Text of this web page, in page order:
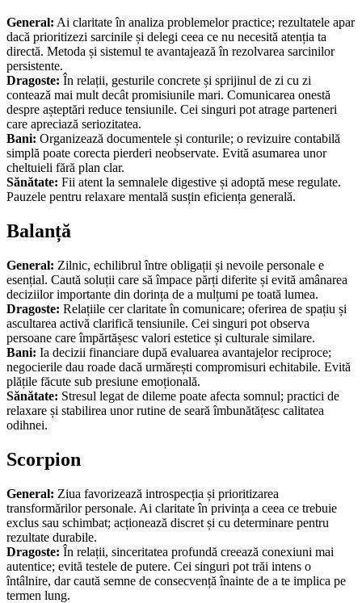
General: Ai claritate în analiza problemelor practice; rezultatele apar
dacă prioritizezi sarcinile și delegi ceea ce nu necesită atenția ta
directă. Metoda și sistemul te avantajează în rezolvarea sarcinilor
persistente.
Dragoste: În relații, gesturile concrete și sprijinul de zi cu zi
contează mai mult decât promisiunile mari. Comunicarea onestă
despre așteptări reduce tensiunile. Cei singuri pot atrage parteneri
care apreciază seriozitatea.
Bani: Organizează documentele și conturile; o revizuire contabilă
simplă poate corecta pierderi neobservate. Evită asumarea unor
cheltuieli fără plan clar.
Sănătate: Fii atent la semnalele digestive și adoptă mese regulate.
Pauzele pentru relaxare mentală susțin eficiența generală.
Balanță
General: Zilnic, echilibrul între obligații și nevoile personale e
esențial. Caută soluții care să împace părți diferite și evită amânarea
deciziilor importante din dorința de a mulțumi pe toată lumea.
Dragoste: Relațiile cer claritate în comunicare; oferirea de spațiu și
ascultarea activă clarifică tensiunile. Cei singuri pot observa
persoane care împărtășesc valori estetice și culturale similare.
Bani: Ia decizii financiare după evaluarea avantajelor reciproce;
negocierile dau roade dacă urmărești compromisuri echitabile. Evită
plățile făcute sub presiune emoțională.
Sănătate: Stresul legat de dileme poate afecta somnul; practici de
relaxare și stabilirea unor rutine de seară îmbunătățesc calitatea
odihnei.
Scorpion
General: Ziua favorizează introspecția și prioritizarea
transformărilor personale. Ai claritate în privința a ceea ce trebuie
exclus sau schimbat; acționează discret și cu determinare pentru
rezultate durabile.
Dragoste: În relații, sinceritatea profundă creează conexiuni mai
autentice; evită testele de putere. Cei singuri pot trăi intens o
întâlnire, dar caută semne de consecvență înainte de a te implica pe
termen lung.